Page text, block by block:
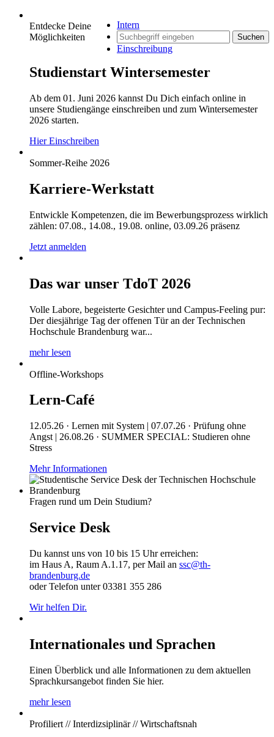
Intern
Suchen
Einschreibung
Entdecke Deine
Möglichkeiten
Studienstart Wintersemester
Ab dem 01. Juni 2026 kannst Du Dich einfach online in
unsere Studiengänge einschreiben und zum Wintersemester
2026 starten.
Hier Einschreiben
Sommer-Reihe 2026
Karriere-Werkstatt
Entwickle Kompetenzen, die im Bewerbungsprozess wirklich
zählen: 07.08., 14.08., 19.08. online, 03.09.26 präsenz
Jetzt anmelden
Das war unser TdoT 2026
Volle Labore, begeisterte Gesichter und Campus-Feeling pur:
Der diesjährige Tag der offenen Tür an der Technischen
Hochschule Brandenburg war...
mehr lesen
Offline-Workshops
Lern-Café
12.05.26 · Lernen mit System | 07.07.26 · Prüfung ohne
Angst | 26.08.26 · SUMMER SPECIAL: Studieren ohne
Stress
Mehr Informationen
Fragen rund um Dein Studium?
Service Desk
Du kannst uns von 10 bis 15 Uhr erreichen:
im Haus A, Raum A.1.17, per Mail an ssc@th-
brandenburg.de
oder Telefon unter 03381 355 286
Wir helfen Dir.
Internationales und Sprachen
Einen Überblick und alle Informationen zu dem aktuellen
Sprachkursangebot finden Sie hier.
mehr lesen
Profiliert // Interdizsiplinär // Wirtschaftsnah